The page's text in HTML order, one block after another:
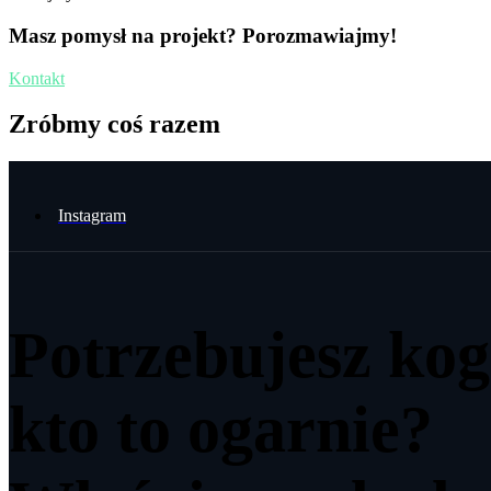
Masz pomysł na projekt? Porozmawiajmy!
Kontakt
Zróbmy coś razem
Instagram
Potrzebujesz
kto to ogarnie?